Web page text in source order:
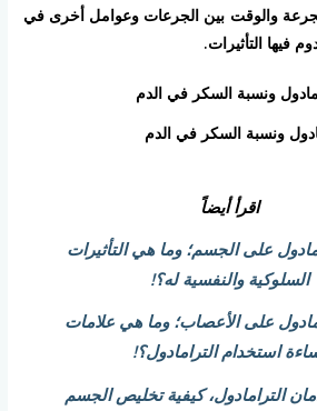
والوقت بين الجرعات وعوامل أخرى في
فيها التأثيرات.
ونسبة السكر في الدم
اقرأ أيضاً
على الجسم؛ وما هي التأثيرات
السلوكية والنفسية له؟!
على الأعصاب؛ وما هي علامات
استخدام الترامادول؟!
الترامادول، كيفية تخليص الجسم